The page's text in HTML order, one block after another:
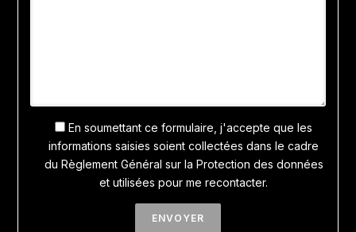
En soumettant ce formulaire, j'accepte que les
informations saisies soient collectées dans le cadre
du Règlement Général sur la Protection des données
et utilisées pour me recontacter.